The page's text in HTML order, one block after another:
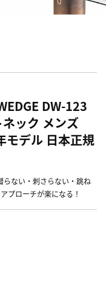
DW-123
ック メンズ
デル 日本正規
らない・刺さらない・跳ね
プローチが楽になる！